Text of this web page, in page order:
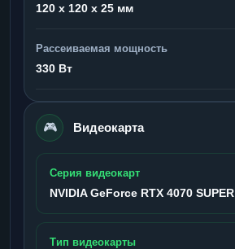
120 x 120 x 25 мм
Рассеиваемая мощность
330 Вт
🎮 Видеокарта
Серия видеокарт
NVIDIA GeForce RTX 4070 SUPER
Тип видеокарты